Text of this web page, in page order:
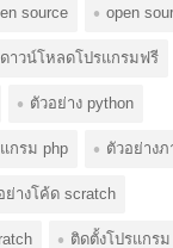
source open
ดาวน์โหลดโปรแกรมฟรี
ตัวอย่าง python
กรม php ตัวอย่าง
ย่างโค้ด scratch
ติดตั้งโปรแกรม